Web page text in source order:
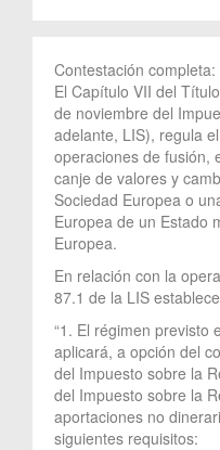
Contestación completa:
El Capítulo VII del
de noviembre del
adelante, LIS), regula
operaciones de fusión,
canje de valores y
Sociedad Europea o
Europea de un Estado
Europea.
En relación con la
87.1 de la LIS
“1. El régimen previsto
aplicará, a opción del
del Impuesto sobre la
del Impuesto sobre la
aportaciones no
siguientes requisitos: